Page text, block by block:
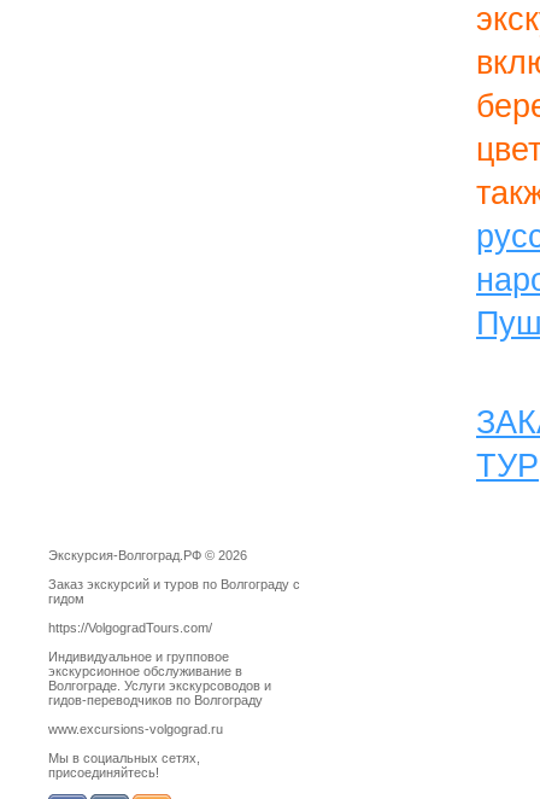
ТУР
Экскурсия-Волгоград.РФ © 2026
Заказ экскурсий и туров по Волгограду с
гидом
https://VolgogradTours.com/
Индивидуальное и групповое
экскурсионное обслуживание в
Волгограде. Услуги экскурсоводов и
гидов-переводчиков по Волгограду
www.excursions-volgograd.ru
Мы в социальных сетях,
присоединяйтесь!